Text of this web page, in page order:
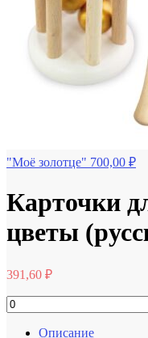
"Моё золотце" 700,00 ₽
Карточки
цветы
391,60 ₽
Описание